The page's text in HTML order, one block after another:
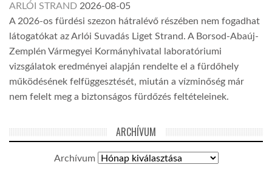
ARLÓI STRAND 2026-08-05
A 2026-os fürdési szezon hátralévő részében nem fogadhat
látogatókat az Arlói Suvadás Liget Strand. A Borsod-Abaúj-
Zemplén Vármegyei Kormányhivatal laboratóriumi
vizsgálatok eredményei alapján rendelte el a fürdőhely
működésének felfüggesztését, miután a vízminőség már
nem felelt meg a biztonságos fürdőzés feltételeinek.
ARCHÍVUM
Archívum